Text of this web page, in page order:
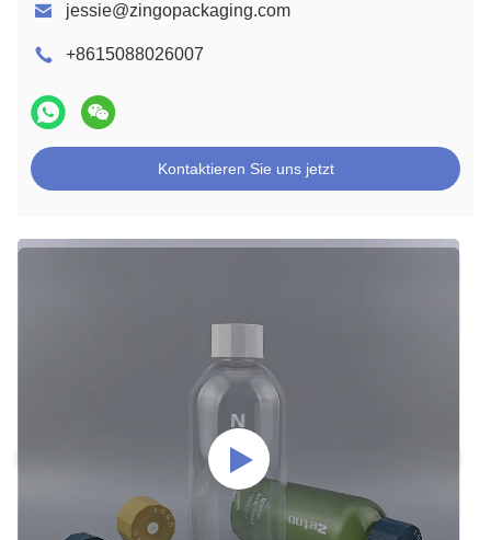
jessie@zingopackaging.com
+8615088026007
Kontaktieren Sie uns jetzt